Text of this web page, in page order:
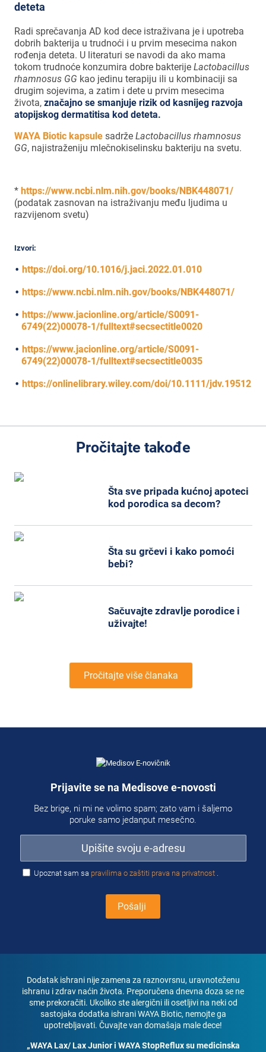
deteta
Radi sprečavanja AD kod dece istraživana je i upotreba
dobrih bakterija u trudnoći i u prvim mesecima nakon
rođenja deteta. U literaturi se navodi da ako mama
tokom trudnoće konzumira dobre bakterije Lactobacillus
rhamnosus GG kao jedinu terapiju ili u kombinaciji sa
drugim sojevima, a zatim i dete u prvim mesecima
života, značajno se smanjuje rizik od kasnijeg razvoja
atopijskog dermatitisa kod deteta.
WAYA Biotic kapsulesadrže Lactobacillus rhamnosus
GG, najistraženiju mlečnokiselinsku bakteriju na svetu.
* https://www.ncbi.nlm.nih.gov/books/NBK448071/
(podatak zasnovan na istraživanju među ljudima u
razvijenom svetu)
Izvori:
https://doi.org/10.1016/j.jaci.2022.01.010
https://www.ncbi.nlm.nih.gov/books/NBK448071/
https://www.jacionline.org/article/S0091-
6749(22)00078-1/fulltext#secsectitle0020
https://www.jacionline.org/article/S0091-
6749(22)00078-1/fulltext#secsectitle0035
https://onlinelibrary.wiley.com/doi/10.1111/jdv.19512
Pročitajte takođe
Šta sve pripada kućnoj apoteci
kod porodica sa decom?
Šta su grčevi i kako pomoći
bebi?
Sačuvajte zdravlje porodice i
uživajte!
Pročitajte više članaka
Prijavite se na Medisove e-novosti
Bez brige, ni mi ne volimo spam; zato vam i šaljemo
poruke samo jedanput mesečno.
Upoznat sam sa pravilima o zaštiti prava na privatnost .
Dodatak ishrani nije zamena za raznovrsnu, uravnoteženu
ishranu i zdrav naćin života. Preporučena dnevna doza se ne
sme prekoračiti. Ukoliko ste alergični ili osetljivi na neki od
sastojaka dodatka ishrani WAYA Biotic, nemojte ga
upotrebljavati. Čuvajte van domašaja male dece!
„WAYA Lax/ Lax Junior i WAYA StopReflux su medicinska